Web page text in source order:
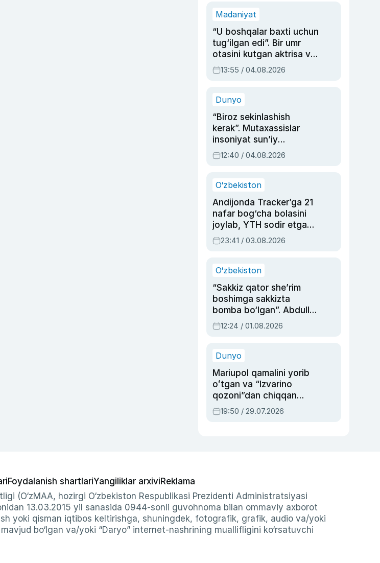
Madaniyat
“U boshqalar baxti uchun
tug‘ilgan edi”. Bir umr
otasini kutgan aktrisa va
dublyaj ustasi Rimma
Ahmedovaning
13:55 / 04.08.2026
Dunyo
“Biroz sekinlashish
kerak”. Mutaxassislar
insoniyat sun’iy
intellektni boshqara
olmay qolishidan xavotir
12:40 / 04.08.2026
O‘zbekiston
Andijonda Tracker’ga 21
nafar bog‘cha bolasini
joylab, YTH sodir etgan
ayolga sud hukmi o‘qildi
23:41 / 03.08.2026
O‘zbekiston
“Sakkiz qator she’rim
boshimga sakkizta
bomba bo‘lgan”. Abdulla
Oripovni siyosiy
ayblovlardan asrab
12:24 / 01.08.2026
Dunyo
Mariupol qamalini yorib
oʻtgan va “Izvarino
qozoni”dan chiqqan
qahramon — Ukraina
armiyasi bosh
19:50 / 29.07.2026
Foydalanish shartlariYangiliklar arxiviReklama
(O‘zMAA, hozirgi O‘zbekiston Respublikasi Prezidenti Administratsiyasi
13.03.2015 yil sanasida 0944-sonli guvohnoma bilan ommaviy axborot
yoki qisman iqtibos keltirishga, shuningdek, fotografik, grafik, audio va/yoki
bo‘lgan va/yoki “Daryo” internet-nashrining muallifligini ko‘rsatuvchi